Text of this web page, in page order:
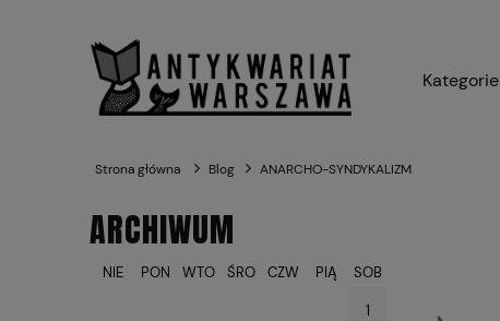
Kategorie
Strona główna Blog ANARCHO-SYNDYKALIZM
ARCHIWUM
NIE PON WTO ŚRO CZW PIĄ SOB
1